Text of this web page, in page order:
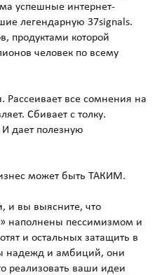
успешные интернет-
легендарную 37signals.
продуктами которой
человек по всему
Рассеивает все сомнения на
Сбивает с толку.
дает полезную
может быть ТАКИМ.
и вы выясните, что
наполнены пессимизмом и
и остальных затащить в
надежд и амбиций, они
реализовать ваши идеи